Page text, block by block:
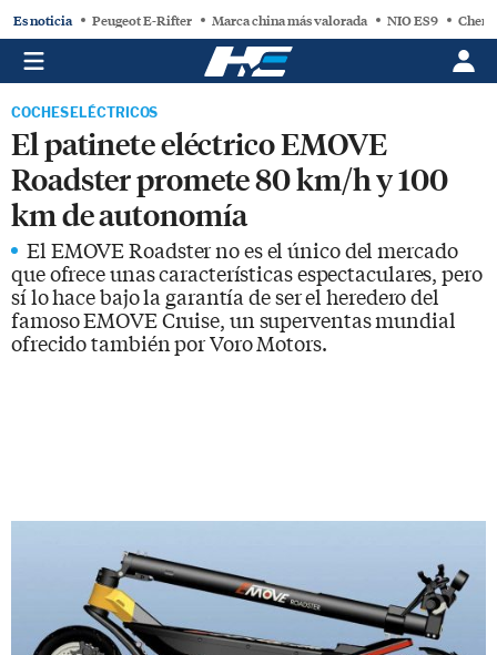
Es noticia Peugeot E-Rifter Marca china más valorada NIO ES9 Chery
COCHES ELÉCTRICOS
El patinete eléctrico EMOVE
Roadster promete 80 km/h y 100
km de autonomía
El EMOVE Roadster no es el único del mercado
que ofrece unas características espectaculares, pero
sí lo hace bajo la garantía de ser el heredero del
famoso EMOVE Cruise, un superventas mundial
ofrecido también por Voro Motors.